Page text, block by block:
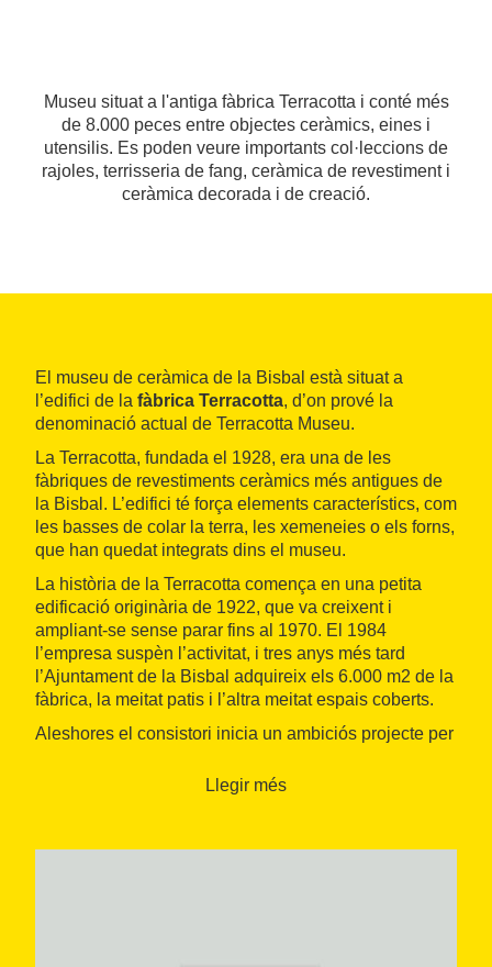
Museu situat a l'antiga fàbrica Terracotta i conté més
de 8.000 peces entre objectes ceràmics, eines i
utensilis. Es poden veure importants col·leccions de
rajoles, terrisseria de fang, ceràmica de revestiment i
ceràmica decorada i de creació.
El museu de ceràmica de la Bisbal està situat a
l’edifici de la fàbrica Terracotta, d’on prové la
denominació actual de Terracotta Museu.
La Terracotta, fundada el 1928, era una de les
fàbriques de revestiments ceràmics més antigues de
la Bisbal. L’edifici té força elements característics, com
les basses de colar la terra, les xemeneies o els forns,
que han quedat integrats dins el museu.
La història de la Terracotta comença en una petita
edificació originària de 1922, que va creixent i
ampliant-se sense parar fins al 1970. El 1984
l’empresa suspèn l’activitat, i tres anys més tard
l’Ajuntament de la Bisbal adquireix els 6.000 m2 de la
fàbrica, la meitat patis i l’altra meitat espais coberts.
Aleshores el consistori inicia un ambiciós projecte per
obre parcialment les portes el 1991 amb una
entre objectes ceràmics, eines i estris utilitzats
Llegir més